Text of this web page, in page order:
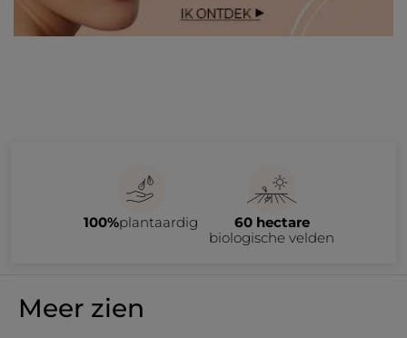
100%plantaardig
60 hectare
biologische velden
Meer zien